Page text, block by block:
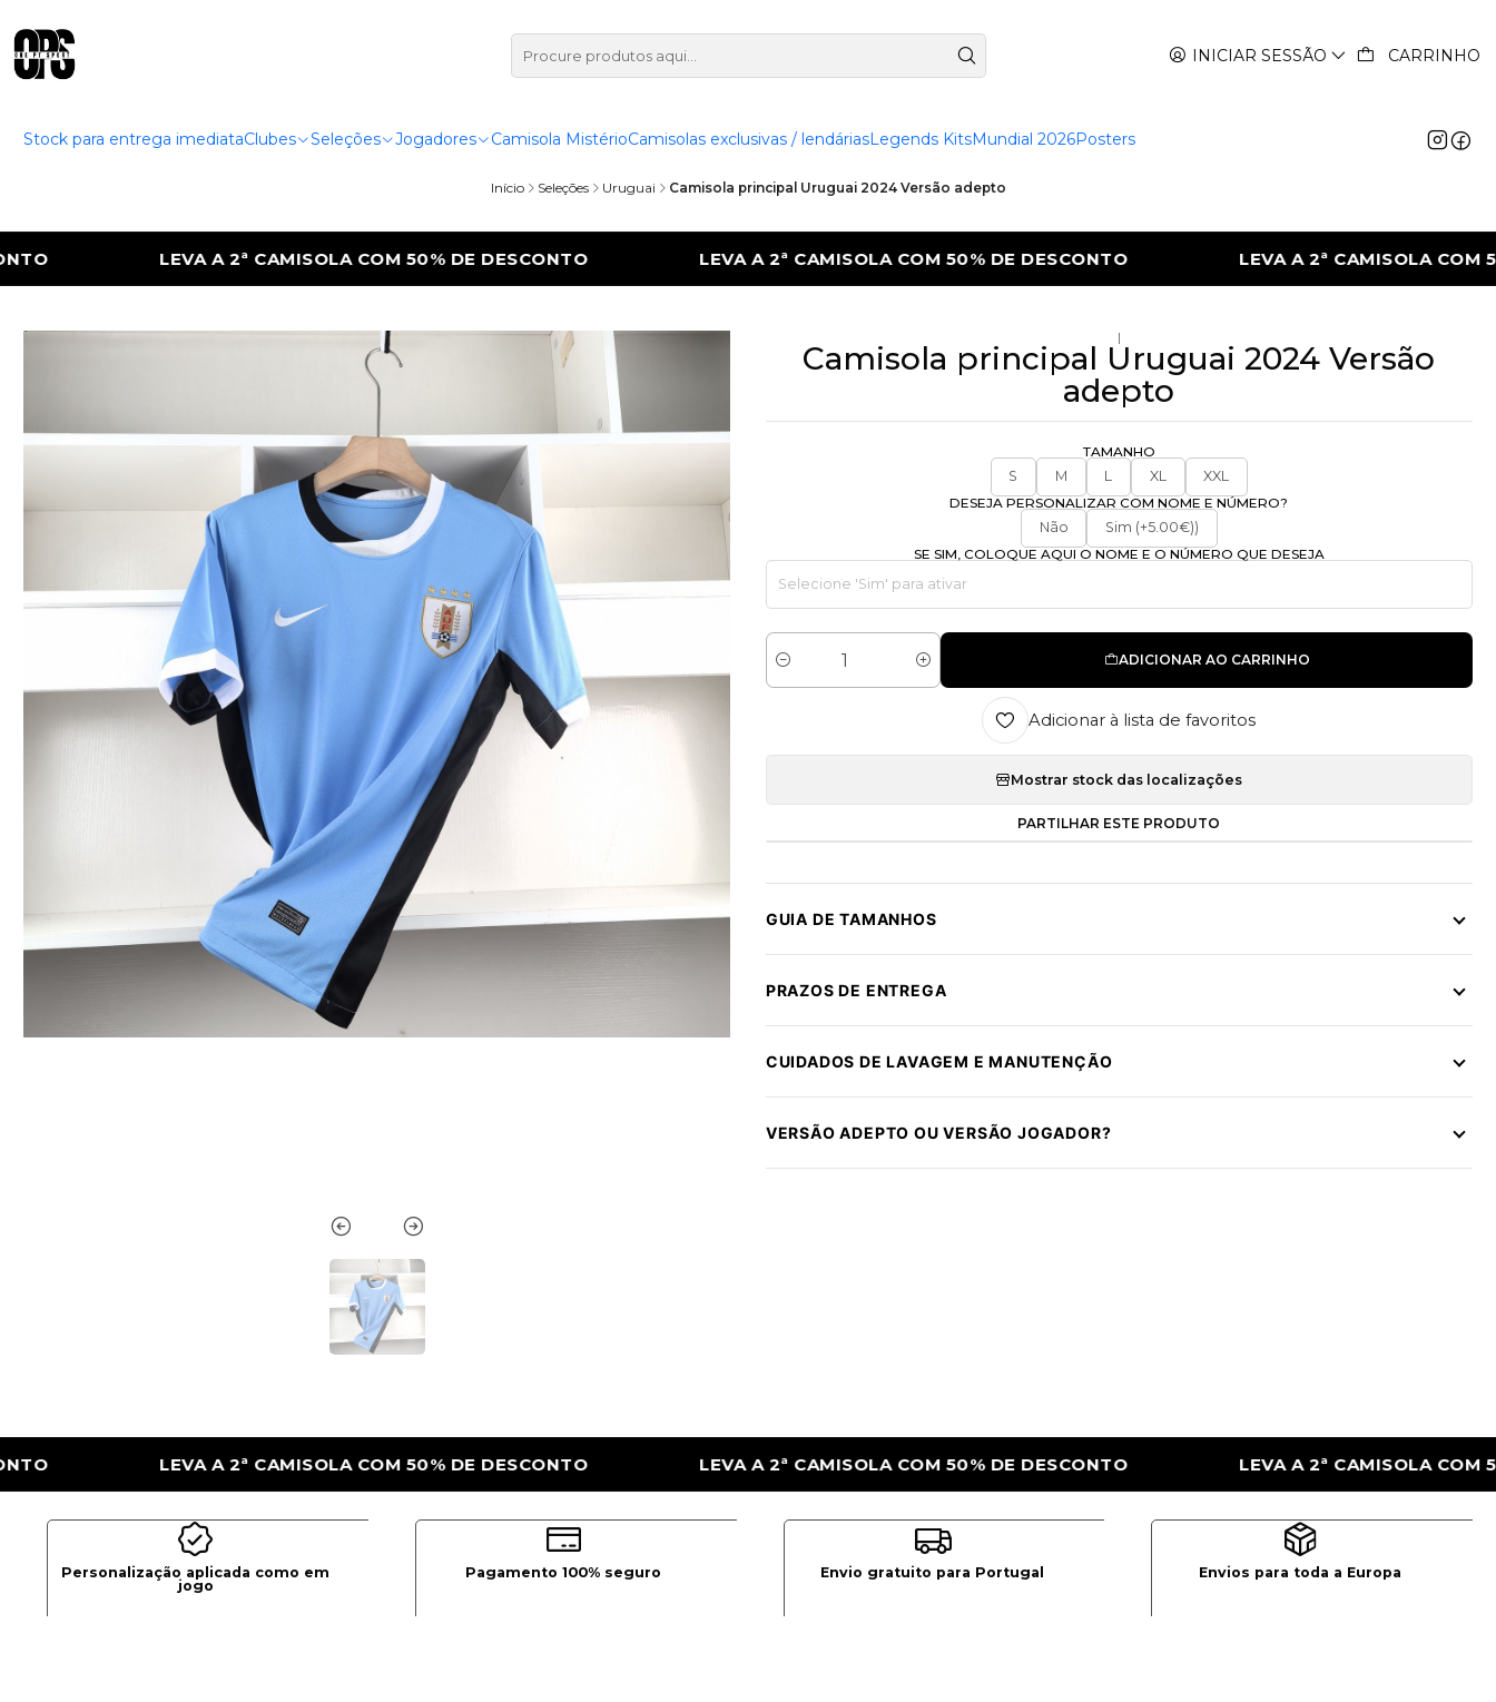
INICIAR SESSÃO CARRINHO
Stock para entrega imediataClubes Seleções Jogadores Camisola MistérioCamisolas exclusivas / lendáriasLegends KitsMundial 2026Posters
Início Seleções Uruguai Camisola principal Uruguai 2024 Versão adepto
COM 50% DE DESCONTO LEVA A 2ª CAMISOLA COM 50% DE DESCONTO LEVA A 2ª CAMISOLA COM 50% DE DESCONTO
|
Camisola principal Uruguai 2024 Versão
adepto
TAMANHO
S
M L XL
XXL
DESEJA PERSONALIZAR COM NOME E NÚMERO?
Não
Sim (+5.00€))
SE SIM, COLOQUE AQUI O NOME E O NÚMERO QUE DESEJA
Quantidade
ADICIONAR AO CARRINHO
Adicionar à lista de favoritos
Mostrar stock das localizações
PARTILHAR ESTE PRODUTO
GUIA DE TAMANHOS
PRAZOS DE ENTREGA
CUIDADOS DE LAVAGEM E MANUTENÇÃO
VERSÃO ADEPTO OU VERSÃO JOGADOR?
COM 50% DE DESCONTO LEVA A 2ª CAMISOLA COM 50% DE DESCONTO LEVA A 2ª CAMISOLA COM 50% DE DESCONTO
Personalização aplicada como em
jogo
Pagamento 100% seguro Envio gratuito para Portugal Envios para toda a Europa